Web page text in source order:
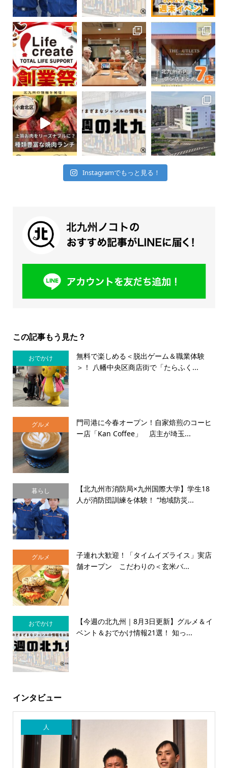
Instagramでもっと見る！
この記事もう見た？
おでかけ
無料で楽しめる＜脱出ゲーム＆職業体験
＞！ 八幡中央区商店街で「たらふく...
グルメ
門司港に今春オープン！自家焙煎のコーヒ
ー店「Kan Coffee」 店主が埼玉...
暮らし
【北九州市消防局×九州国際大学】学生18
人が消防団訓練を体験！ “地域防災...
グルメ
子連れ大歓迎！「タイムイズライス」実店
舗オープン こだわりの＜玄米バ...
おでかけ
【今週の北九州｜8月3日更新】グルメ＆イ
ベント＆おでかけ情報21選！ 知っ...
インタビュー
人